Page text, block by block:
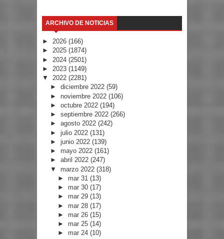
ARCHIVO DE NOTICIAS
► 2026 (166)
► 2025 (1874)
► 2024 (2501)
► 2023 (1149)
▼ 2022 (2281)
► diciembre 2022 (59)
► noviembre 2022 (106)
► octubre 2022 (194)
► septiembre 2022 (266)
► agosto 2022 (242)
► julio 2022 (131)
► junio 2022 (139)
► mayo 2022 (161)
► abril 2022 (247)
▼ marzo 2022 (318)
► mar 31(13)
► mar 30(17)
► mar 29(13)
► mar 28(17)
► mar 26(15)
► mar 25(14)
► mar 24(10)